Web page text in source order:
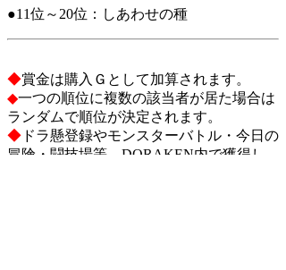
●11位～20位： しあわせの種
◆賞金は購入Ｇとして加算されます。
◆一つの順位に複数の該当者が居た場合は
ランダムで順位が決定されます。
◆ ドラ懸登録やモンスターバトル・今日の
冒険・闘技場等、DORAKEN内で獲得し